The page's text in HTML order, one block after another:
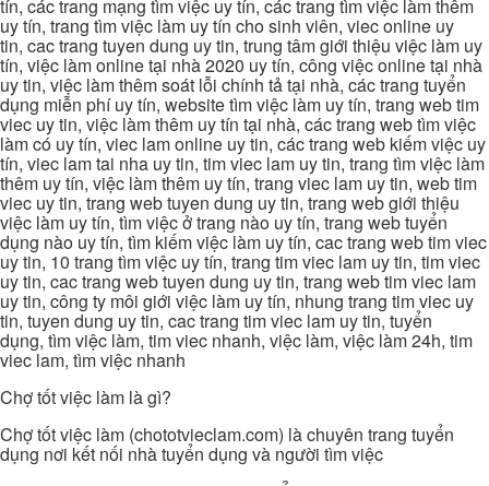
tín, các trang mạng tìm việc uy tín, các trang tìm việc làm thêm
uy tín, trang tìm việc làm uy tín cho sinh viên, viec online uy
tin, cac trang tuyen dung uy tin, trung tâm giới thiệu việc làm uy
tín, việc làm online tại nhà 2020 uy tín, công việc online tại nhà
uy tin, việc làm thêm soát lỗi chính tả tại nhà, các trang tuyển
dụng miễn phí uy tín, website tìm việc làm uy tín, trang web tim
viec uy tin, việc làm thêm uy tín tại nhà, các trang web tìm việc
làm có uy tín, viec lam online uy tin, các trang web kiếm việc uy
tín, viec lam tai nha uy tin, tim viec lam uy tin, trang tìm việc làm
thêm uy tín, việc làm thêm uy tín, trang viec lam uy tin, web tim
viec uy tin, trang web tuyen dung uy tin, trang web giới thiệu
việc làm uy tín, tìm việc ở trang nào uy tín, trang web tuyển
dụng nào uy tín, tìm kiếm việc làm uy tín, cac trang web tim viec
uy tin, 10 trang tìm việc uy tín, trang tim viec lam uy tin, tim viec
uy tin, cac trang web tuyen dung uy tin, trang web tim viec lam
uy tin, công ty môi giới việc làm uy tín, nhung trang tim viec uy
tin, tuyen dung uy tin, cac trang tim viec lam uy tin, tuyển
dụng, tìm việc làm, tim viec nhanh, việc làm, việc làm 24h, tim
viec lam, tìm việc nhanh
Chợ tốt việc làm là gì?
Chợ tốt việc làm (chototvieclam.com) là chuyên trang tuyển
dụng nơi kết nối nhà tuyển dụng và người tìm việc